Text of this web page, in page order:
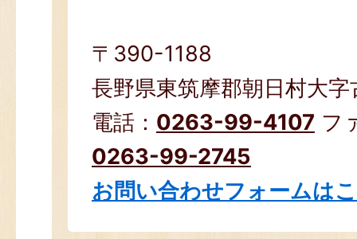
〒390-1188
長野県東筑摩郡朝日村大
電話： 0263-99-4107 フ
0263-99-2745
お問い合わせフォームは